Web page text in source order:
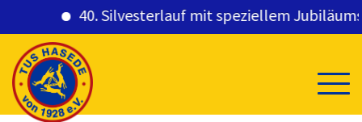
40. Silvesterlauf mit speziellem
content